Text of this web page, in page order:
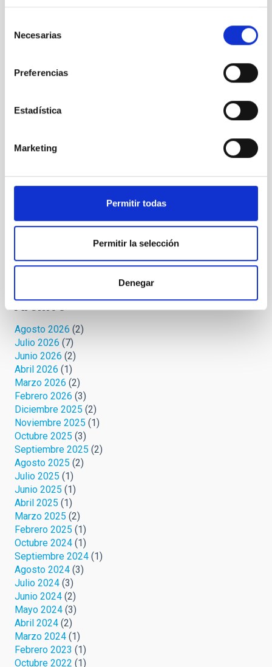
Necesarias
Preferencias
Estadística
Marketing
Permitir todas
Permitir la selección
Denegar
corona, las cuatro fases del Eclipse Total de Sol
Categorías
Astroféminas
Crónicas del espacio
La jerga de las estrellas
Mirando al cielo(57)
Palmeros en el ORM(7)
Retórica astrofísica(19)
Uni-versos(3)
Archivo
Agosto 2026 (2)
Julio 2026 (7)
Junio 2026 (2)
Abril 2026 (1)
Marzo 2026 (2)
Febrero 2026 (3)
Diciembre 2025 (2)
Noviembre 2025 (1)
Octubre 2025 (3)
Septiembre 2025 (2)
Agosto 2025 (2)
Julio 2025 (1)
Junio 2025 (1)
Abril 2025 (1)
Marzo 2025 (2)
Febrero 2025 (1)
Octubre 2024 (1)
Septiembre 2024 (1)
Agosto 2024 (3)
Julio 2024 (3)
Junio 2024 (2)
Mayo 2024 (3)
Abril 2024 (2)
Marzo 2024 (1)
Febrero 2023 (1)
Octubre 2022 (1)